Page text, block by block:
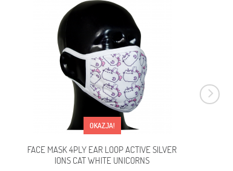
OKAZJA!
FACE MASK 4PLY EAR LOOP ACTIVE SILVER
IONS CAT WHITE UNICORNS